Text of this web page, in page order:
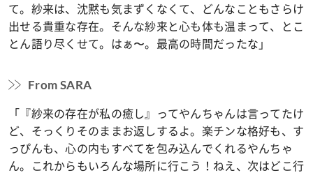
て。紗来は、沈黙も気まずくなくて、どんなこともさらけ
出せる貴重な存在。そんな紗来と心も体も温まって、とこ
とん語り尽くせて。はぁ〜。最高の時間だったな 」
From SARA
「『紗来の存在が私の癒し』ってやんちゃんは言ってたけ
ど、そっくりそのままお返しするよ。楽チンな格好も、す
っぴんも、心の内もすべてを包み込んでくれるやんちゃ
ん。これからもいろんな場所に行こう！ねえ、次はどこ行